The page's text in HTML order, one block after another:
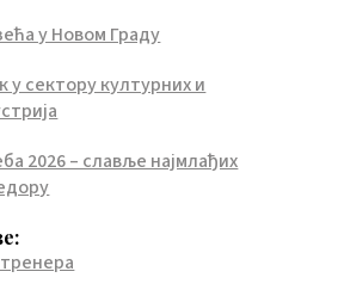
у Новом Граду
сектору културних и
2026 – славље најмлађих